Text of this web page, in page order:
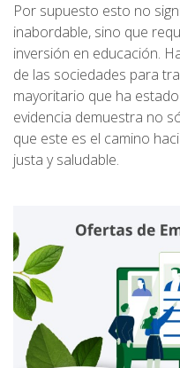
Por supuesto esto no
inabordable, sino que
inversión en educación.
de las sociedades para
mayoritario que ha
evidencia demuestra no
que este es el camino
justa y saludable.